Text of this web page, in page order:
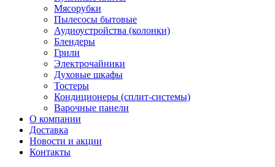
Мясорубки
Пылесосы бытовые
Аудиоустройства (колонки)
Блендеры
Грили
Электрочайники
Духовые шкафы
Тостеры
Кондиционеры (сплит-системы)
Варочные панели
О компании
Доставка
Новости и акции
Контакты